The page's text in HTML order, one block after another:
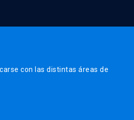
con las distintas áreas de